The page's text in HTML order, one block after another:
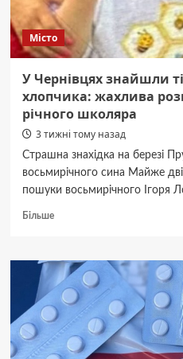
Місто
У Чернівцях знайшли
хлопчика: жахлива
річного школяра
3 тижні тому назад
Страшна знахідка на березі
восьмирічного сина Майже
пошуки восьмирічного Ігоря
БільшеДокладніше
Чернівцях
знайшли
тіло
зниклого
хлопчика:
жахлива
розв’язка